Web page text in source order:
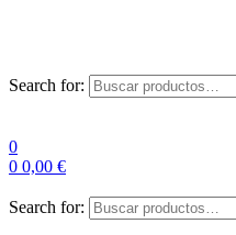
Search for:
0
0 0,00 €
Search for: